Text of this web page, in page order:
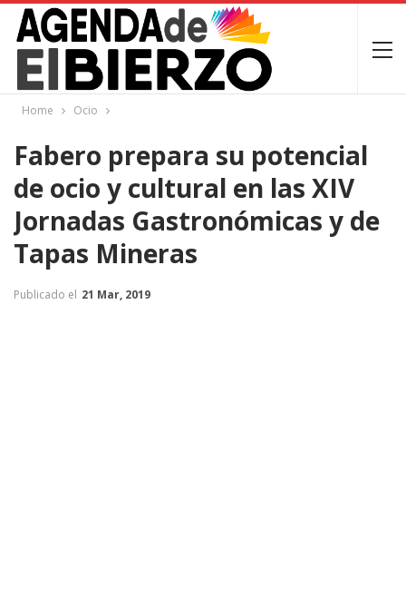
Home Ocio
Fabero prepara su potencial
de ocio y cultural en las XIV
Jornadas Gastronómicas y de
Tapas Mineras
Publicado el 21 Mar, 2019